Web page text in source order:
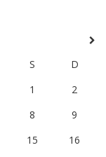
S
D
1
2
8
9
15
16